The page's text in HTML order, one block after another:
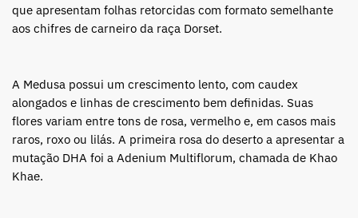
que apresentam folhas retorcidas com formato semelhante
aos chifres de carneiro da raça Dorset.
A Medusa possui um crescimento lento, com caudex
alongados e linhas de crescimento bem definidas. Suas
flores variam entre tons de rosa, vermelho e, em casos mais
raros, roxo ou lilás. A primeira rosa do deserto a apresentar a
mutação DHA foi a Adenium Multiflorum, chamada de Khao
Khae.